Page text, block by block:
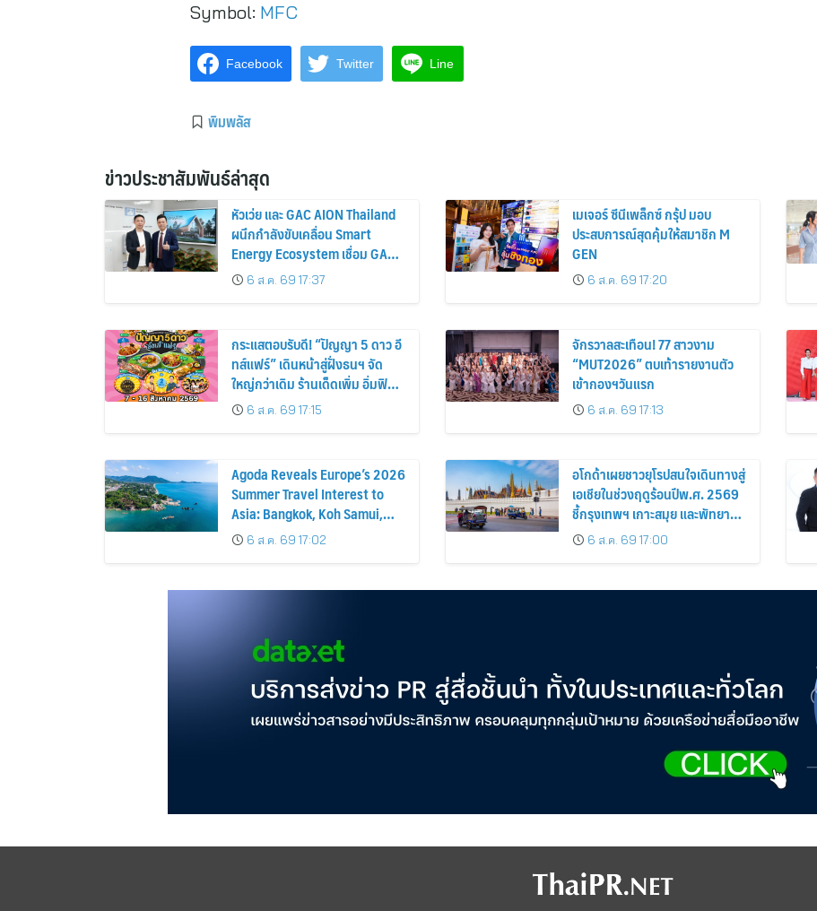
Symbol: MFC
Facebook Twitter Line
พิมพลัส
ข่าวประชาสัมพันธ์ล่าสุด
หัวเว่ย และ GAC AION Thailand
ผนึกกำลังขับเคลื่อน Smart
Energy Ecosystem เชื่อม GAC
GN8 PHEV รถยนต์ MPV ระดับ
พรีเมียม เข้ากับพลังงานแสง
6 ส.ค. 69 17:37
เมเจอร์ ซีนีเพล็กซ์ กรุ้ป มอบ
ประสบการณ์สุดคุ้มให้สมาชิก M
GEN
6 ส.ค. 69 17:20
กระแสตอบรับดี! “ปัญญา 5 ดาว อี
ทส์แฟร์” เดินหน้าสู่ฝั่งธนฯ จัด
ใหญ่กว่าเดิม ร้านเด็ดเพิ่ม อิ่มฟิน
10 วันเต็ม!
6 ส.ค. 69 17:15
จักรวาลสะเทือน! 77 สาวงาม
“MUT2026” ตบเท้ารายงานตัว
เข้ากองฯวันแรก
6 ส.ค. 69 17:13
Agoda Reveals Europe’s 2026
Summer Travel Interest to
Asia: Bangkok, Koh Samui,
and Pattaya Among the Top
Cities
6 ส.ค. 69 17:02
อโกด้าเผยชาวยุโรปสนใจเดินทางสู่
เอเชียในช่วงฤดูร้อนปีพ.ศ. 2569
ชี้กรุงเทพฯ เกาะสมุย และพัทยา
ติดอันดับเมืองยอดนิยม
6 ส.ค. 69 17:00